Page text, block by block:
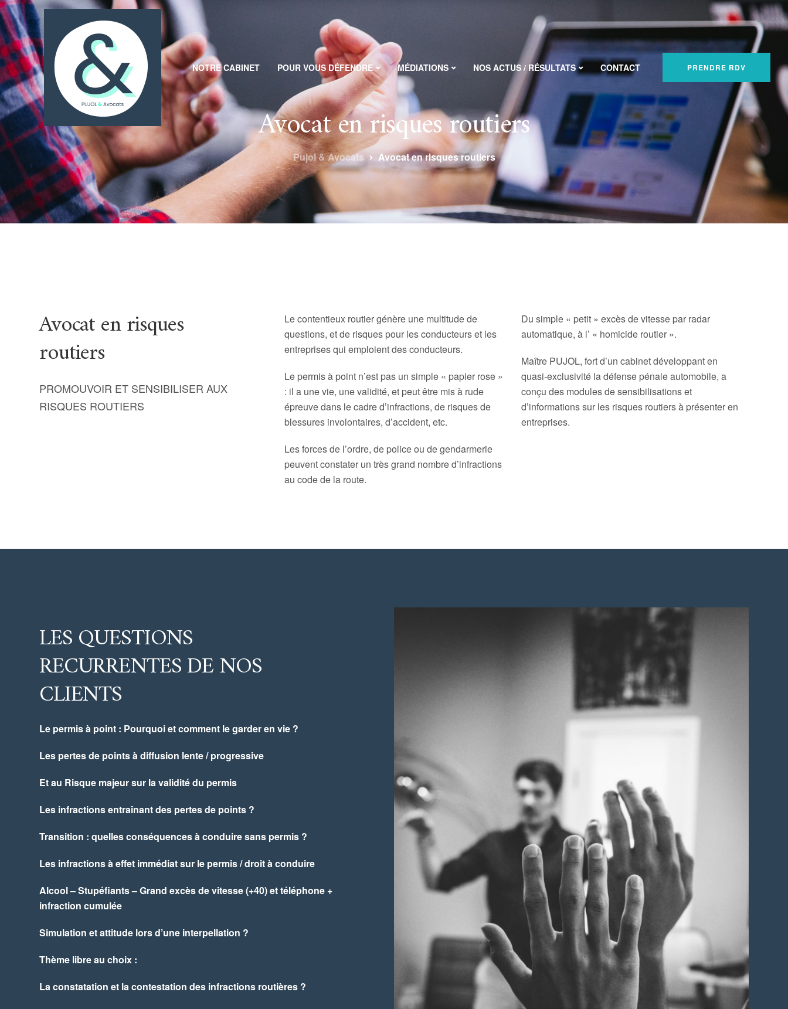
NOTRE CABINET POUR VOUS DÉFENDRE MÉDIATIONS NOS ACTUS / RÉSULTATS CONTACT PRENDRE RDV
Avocat en risques routiers
Pujol & Avocats Avocat en risques routiers
Avocat en risques
routiers
PROMOUVOIR ET SENSIBILISER AUX
RISQUES ROUTIERS
Le contentieux routier génère une multitude de
questions, et de risques pour les conducteurs et les
entreprises qui emploient des conducteurs.
Le permis à point n’est pas un simple « papier rose »
: il a une vie, une validité, et peut être mis à rude
épreuve dans le cadre d’infractions, de risques de
blessures involontaires, d’accident, etc.
Les forces de l’ordre, de police ou de gendarmerie
peuvent constater un très grand nombre d’infractions
au code de la route.
Du simple « petit » excès de vitesse par radar
automatique, à l’ « homicide routier ».
Maître PUJOL, fort d’un cabinet développant en
quasi-exclusivité la défense pénale automobile, a
conçu des modules de sensibilisations et
d’informations sur les risques routiers à présenter en
entreprises.
LES QUESTIONS
RECURRENTES DE NOS
CLIENTS
Le permis à point : Pourquoi et comment le garder en vie ?
Les pertes de points à diffusion lente / progressive
Et au Risque majeur sur la validité du permis
Les infractions entraînant des pertes de points ?
Transition : quelles conséquences à conduire sans permis ?
Les infractions à effet immédiat sur le permis / droit à conduire
Alcool – Stupéfiants – Grand excès de vitesse (+40) et téléphone +
infraction cumulée
Simulation et attitude lors d’une interpellation ?
Thème libre au choix :
La constatation et la contestation des infractions routières ?